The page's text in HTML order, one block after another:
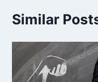
Similar